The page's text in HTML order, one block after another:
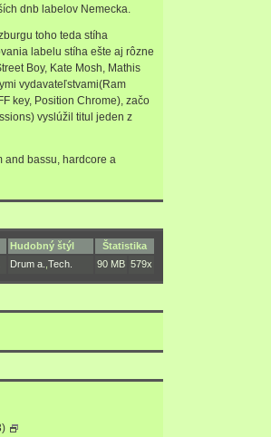
dnb labelov Nemecka.
toho teda stíha
labelu stíha ešte aj rôzne
Boy, Kate Mosh, Mathis
vydavateľstvami(Ram
key, Position Chrome), začo
vyslúžil titul jeden z
and bassu, hardcore a
Hudobný štýl
Štatistika
Drum a. Tech. 90 MB 579x